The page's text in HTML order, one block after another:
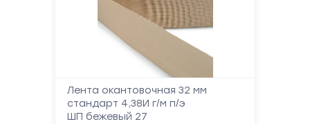
Лента окантовочная 32 мм
стандарт 4,38И г/м п/э
ШП бежевый 27